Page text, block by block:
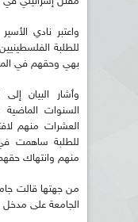
واعتبر نادي
للطلبة
بهي وحقهم في
وأشار البيان
السنوات
العشرات منهم
للطلبة ساهمت في
منهم وانتهاك
من جهتها قالت
الجامعة على